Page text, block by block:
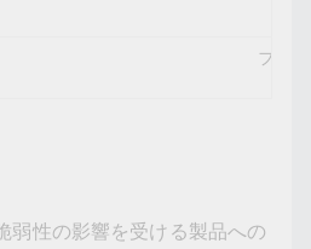
ファ
弱性の影響を受ける製品への